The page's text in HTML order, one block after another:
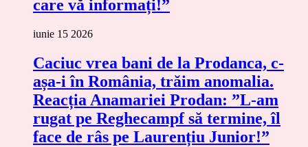
care vă informați!”
iunie 15 2026
Caciuc vrea bani de la Prodanca, c-
așa-i în România, trăim anomalia.
Reacția Anamariei Prodan: ”L-am
rugat pe Reghecampf să termine, îl
face de râs pe Laurențiu Junior!”